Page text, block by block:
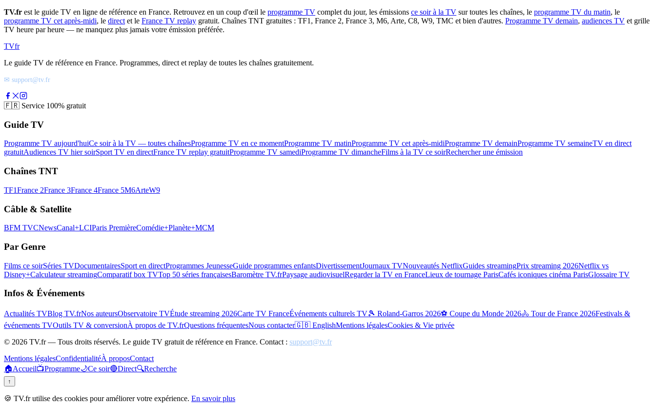
TV.fr est le guide TV en ligne de référence en France. Retrouvez en un coup d'œil le programme TV complet du jour, les émissions ce soir à la TV sur toutes les chaînes, le programme TV du matin, le
programme TV cet après-midi, le direct et le France TV replay gratuit. Chaînes TNT gratuites : TF1, France 2, France 3, M6, Arte, C8, W9, TMC et bien d'autres. Programme TV demain, audiences TV et grille
TV heure par heure — ne manquez plus jamais votre émission préférée.
TVfr
Le guide TV de référence en France. Programmes, direct et replay de toutes les chaînes gratuitement.
✉ support@tv.fr
🇫🇷 Service 100% gratuit
Guide TV
Programme TV aujourd'huiCe soir à la TV — toutes chaînesProgramme TV en ce momentProgramme TV matinProgramme TV cet après-midiProgramme TV demainProgramme TV semaineTV en direct
gratuitAudiences TV hier soirSport TV en directFrance TV replay gratuitProgramme TV samediProgramme TV dimancheFilms à la TV ce soirRechercher une émission
Chaînes TNT
TF1France 2France 3France 4France 5M6ArteW9
Câble & Satellite
BFM TVCNewsCanal+LCIParis PremièreComédie+Planète+MCM
Par Genre
Films ce soirSéries TVDocumentairesSport en directProgrammes JeunesseGuide programmes enfantsDivertissementJournaux TVNouveautés NetflixGuides streamingPrix streaming 2026Netflix vs
Disney+Calculateur streamingComparatif box TVTop 50 séries françaisesBaromètre TV.frPaysage audiovisuelRegarder la TV en FranceLieux de tournage ParisCafés iconiques cinéma ParisGlossaire TV
Infos & Événements
Actualités TVBlog TV.frNos auteursObservatoire TVÉtude streaming 2026Carte TV FranceÉvénements culturels TV🎾 Roland-Garros 2026⚽ Coupe du Monde 2026🚴 Tour de France 2026Festivals &
événements TVOutils TV & conversionÀ propos de TV.frQuestions fréquentesNous contacter🇬🇧 EnglishMentions légalesCookies & Vie privée
© 2026 TV.fr — Tous droits réservés. Le guide TV gratuit de référence en France. Contact : support@tv.fr
Mentions légalesConfidentialitéÀ proposContact
🏠Accueil📺Programme🌙Ce soir🔴Direct🔍Recherche
↑
🍪 TV.fr utilise des cookies pour améliorer votre expérience. En savoir plus